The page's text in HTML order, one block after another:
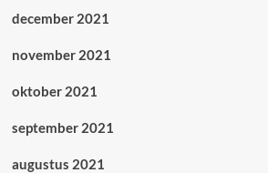
december 2021
november 2021
oktober 2021
september 2021
augustus 2021